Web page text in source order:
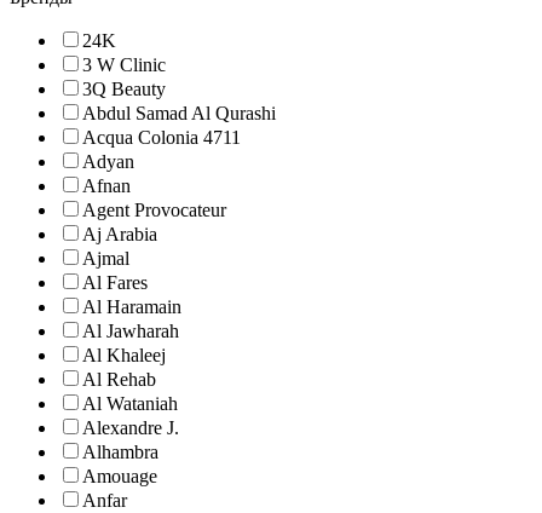
24K
3 W Clinic
3Q Beauty
Abdul Samad Al Qurashi
Acqua Colonia 4711
Adyan
Afnan
Agent Provocateur
Aj Arabia
Ajmal
Al Fares
Al Haramain
Al Jawharah
Al Khaleej
Al Rehab
Al Wataniah
Alexandre J.
Alhambra
Amouage
Anfar